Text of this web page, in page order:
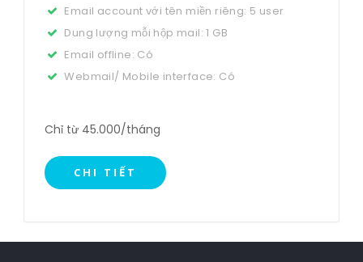
Email account với tên miền riêng: 5 user
Dung lượng mỗi hộp mail: 1 GB
Email offline: Có
Webmail/ Mobile interface: Có
Chỉ từ 45.000/tháng
CHI TIẾT